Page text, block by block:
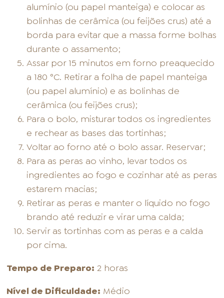
alumínio (ou papel manteiga) e colocar as
bolinhas de cerâmica (ou feijões crus) até a
borda para evitar que a massa forme bolhas
durante o assamento;
Assar por 15 minutos em forno preaquecido
a 180 °C. Retirar a folha de papel manteiga
(ou papel alumínio) e as bolinhas de
cerâmica (ou feijões crus);
Para o bolo, misturar todos os ingredientes
e rechear as bases das tortinhas;
Voltar ao forno até o bolo assar. Reservar;
Para as peras ao vinho, levar todos os
ingredientes ao fogo e cozinhar até as peras
estarem macias;
Retirar as peras e manter o líquido no fogo
brando até reduzir e virar uma calda;
Servir as tortinhas com as peras e a calda
por cima.
Tempo de Preparo: 2 horas
Nível de Dificuldade: Médio